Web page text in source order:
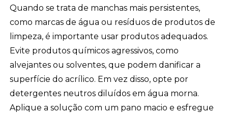
Quando se trata de manchas mais persistentes,
como marcas de água ou resíduos de produtos de
limpeza, é importante usar produtos adequados.
Evite produtos químicos agressivos, como
alvejantes ou solventes, que podem danificar a
superfície do acrílico. Em vez disso, opte por
detergentes neutros diluídos em água morna.
Aplique a solução com um pano macio e esfregue